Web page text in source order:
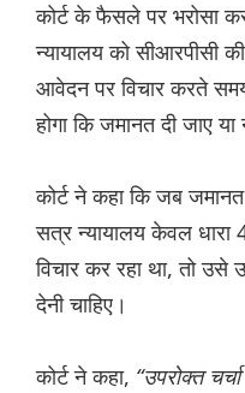
कोर्ट के फैसले पर भरोसा
न्यायालय को सीआरपीसी
आवेदन पर विचार करते
होगा कि जमानत दी जाए या
कोर्ट ने कहा कि जब
सत्र न्यायालय केवल
विचार कर रहा था, तो उसे
देनी चाहिए।
कोर्ट ने कहा, “उपरोक्त